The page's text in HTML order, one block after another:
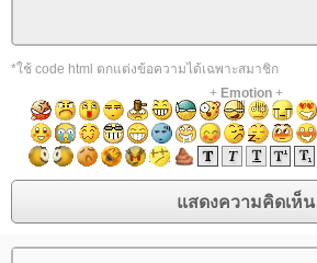
*ใช้ code html ตกแต่งข้อความได้เฉพาะสมาชิก
+ Emotion+